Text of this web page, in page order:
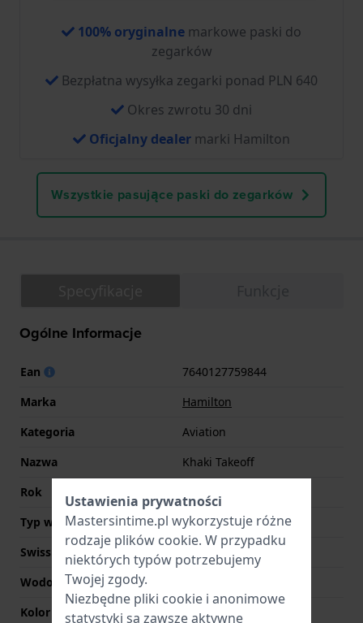
100% oryginalne markowe paski do
zegarków
Bezpłatna wysyłka zegarki ponad PLN 640
Okres zwrotu 30 dni
Oficjalny dealer marki Hamilton
Wszystkie pasujące paski do zegarków
Ogólne Informacje
Ean
7640127759844
Marka
Hamilton
Kategoria
Aviation
Nazwa
Khaki Takeoff
Rok
2015 Nieznany
Typ wyświetlacza
Analogowy
Swiss Made
Tak
Wodoodporność
Kolor tarczy
Czarny
Ustawienia prywatności
Mastersintime.pl wykorzystuje różne
rodzaje plików cookie. W przypadku
niektórych typów potrzebujemy
Twojej zgody.
Niezbędne pliki cookie i anonimowe
statystyki są zawsze aktywne